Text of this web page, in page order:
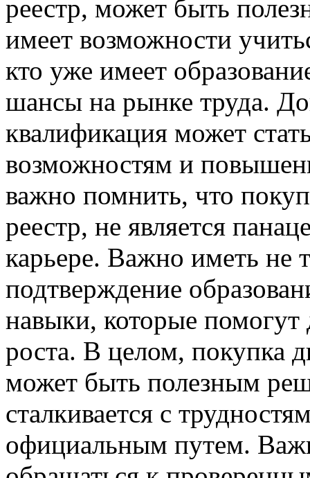
реестр, может быть
имеет возможности
кто уже имеет
шансы на рынке труда.
квалификация может
возможностям и
важно помнить, что
реестр, не является
карьере. Важно иметь не
подтверждение
навыки, которые помогут
роста. В целом, покупка
может быть полезным
сталкивается с
официальным путем.